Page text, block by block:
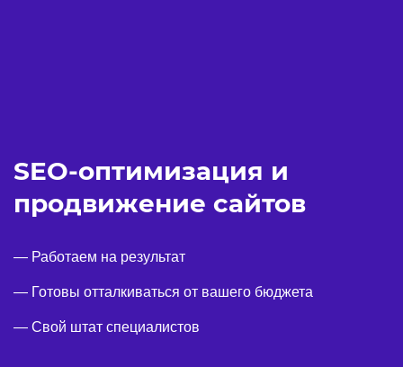
SEO-оптимизация и
продвижение сайтов
— Работаем на результат
— Готовы отталкиваться от вашего бюджета
— Свой штат специалистов